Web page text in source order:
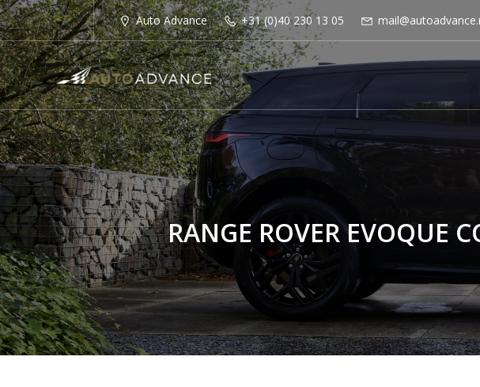
Auto Advance +31 (0)40 230 13 05
RANGE ROVER EVOQUE